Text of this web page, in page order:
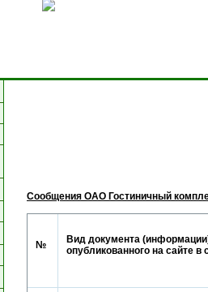
Сообщения ОАО Гостиничный
№
Вид документа
опубликованного на сайте в